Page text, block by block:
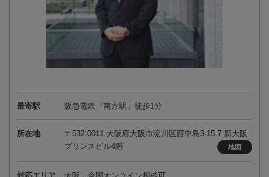
最寄駅 阪急電鉄「南方駅」徒歩1分
所在地
〒532-0011 大阪府大阪市淀川区西中島3-15-7 新大阪
プリンスビル4階
地図